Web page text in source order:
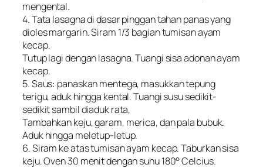
mengental.
4. Tata lasagna di dasar pinggan tahan panas yang
dioles margarin. Siram 1/3 bagian tumisan ayam
kecap.
Tutup lagi dengan lasagna. Tuangi sisa adonan ayam
kecap.
5. Saus: panaskan mentega, masukkan tepung
terigu, aduk hingga kental. Tuangi susu sedikit-
sedikit sambil diaduk rata,
Tambahkan keju, garam, merica, dan pala bubuk.
Aduk hingga meletup-letup.
6. Siram ke atas tumisan ayam kecap. Taburkan sisa
keju. Oven 30 menit dengan suhu 180° Celcius.